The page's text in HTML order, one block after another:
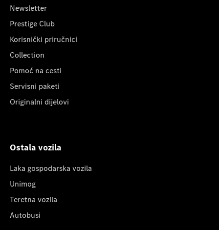
Newsletter
Prestige Club
Korisnički priručnici
Collection
Pomoć na cesti
Servisni paketi
Originalni dijelovi
Ostala vozila
Laka gospodarska vozila
Unimog
Teretna vozila
Autobusi